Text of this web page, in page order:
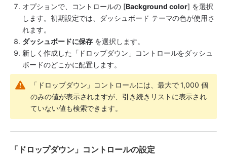
オプションで、コントロールの [Background color] を選択
します。初期設定では、ダッシュボード テーマの色が使用さ
れます。
ダッシュボードに保存 を選択します。
新しく作成した「ドロップダウン」コントロールをダッシュ
ボードのどこかに配置します。
「ドロップダウン」コントロールには、最大で 1,000 個
のみの値が表示されますが、引き続きリストに表示され
ていない値も検索できます。
「ドロップダウン」コントロールの設定